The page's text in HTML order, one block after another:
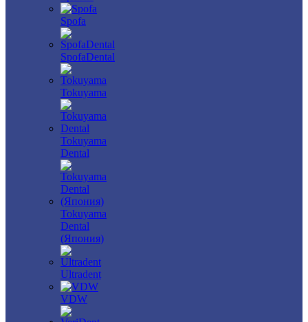
Spofa
SpofaDental
Tokuyama
Tokuyama
Dental
Tokuyama
Dental
(Япония)
Ultradent
VDW